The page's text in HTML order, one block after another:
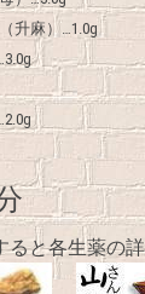
升麻）…1.0g
ると各生薬の